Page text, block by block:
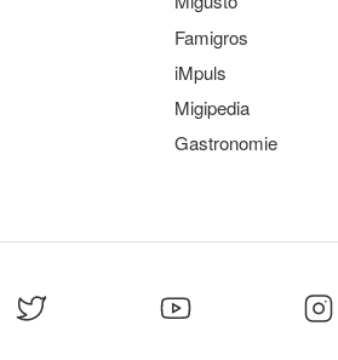
Famigros
iMpuls
Migipedia
Gastronomie